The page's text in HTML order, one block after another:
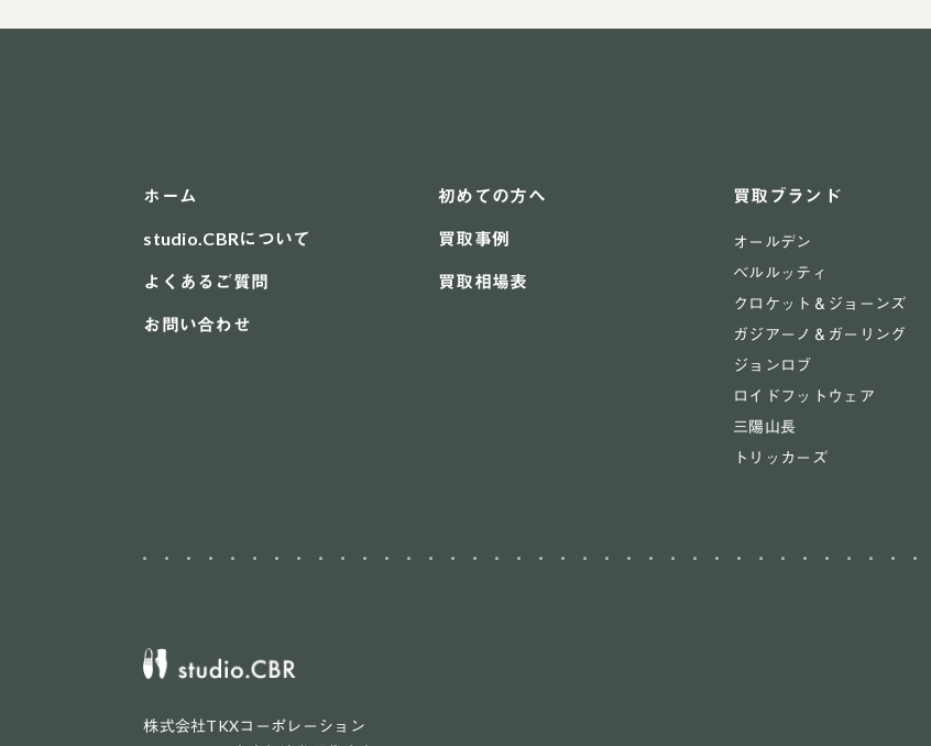
ホーム
studio.CBRについて
よくあるご質問
お問い合わせ
初めての方へ
買取事例
買取相場表
買取ブランド
オールデン
ベルルッティ
クロケット＆ジョーンズ
ガジアーノ＆ガーリング
ジョンロブ
ロイドフットウェア
三陽山長
トリッカーズ
株式会社TKXコーポレーション